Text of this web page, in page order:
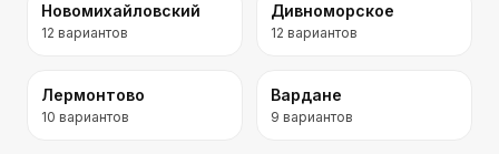
Новомихайловский
12 вариантов
Дивноморское
12 вариантов
Лермонтово
10 вариантов
Вардане
9 вариантов